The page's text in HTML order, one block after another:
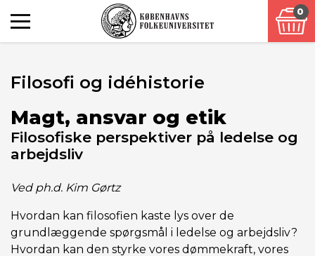
0
Filosofi og idéhistorie
Magt, ansvar og etik
Filosofiske perspektiver på ledelse og
arbejdsliv
Ved ph.d. Kim Gørtz
Hvordan kan filosofien kaste lys over de
grundlæggende spørgsmål i ledelse og arbejdsliv?
Hvordan kan den styrke vores dømmekraft, vores